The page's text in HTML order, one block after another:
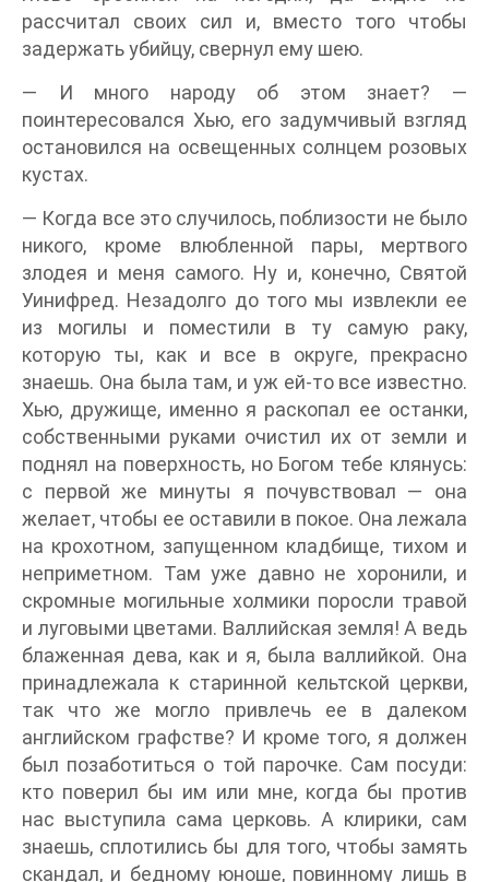
рассчитал своих сил и, вместо того чтобы
задержать убийцу, свернул ему шею.
— И много народу об этом знает? —
поинтересовался Хью, его задумчивый взгляд
остановился на освещенных солнцем розовых
кустах.
— Когда все это случилось, поблизости не было
никого, кроме влюбленной пары, мертвого
злодея и меня самого. Ну и, конечно, Святой
Уинифред. Незадолго до того мы извлекли ее
из могилы и поместили в ту самую раку,
которую ты, как и все в округе, прекрасно
знаешь. Она была там, и уж ей-то все известно.
Хью, дружище, именно я раскопал ее останки,
собственными руками очистил их от земли и
поднял на поверхность, но Богом тебе клянусь:
с первой же минуты я почувствовал — она
желает, чтобы ее оставили в покое. Она лежала
на крохотном, запущенном кладбище, тихом и
неприметном. Там уже давно не хоронили, и
скромные могильные холмики поросли травой
и луговыми цветами. Валлийская земля! А ведь
блаженная дева, как и я, была валлийкой. Она
принадлежала к старинной кельтской церкви,
так что же могло привлечь ее в далеком
английском графстве? И кроме того, я должен
был позаботиться о той парочке. Сам посуди:
кто поверил бы им или мне, когда бы против
нас выступила сама церковь. А клирики, сам
знаешь, сплотились бы для того, чтобы замять
скандал, и бедному юноше, повинному лишь в